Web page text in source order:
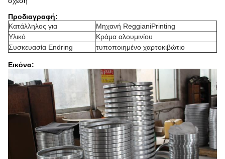
Προδιαγραφή:
Κατάλληλος για
Μηχανή ReggianiPrinting
Υλικό
Κράμα αλουμινίου
Συσκευασία Endring
τυποποιημένο χαρτοκιβώτιο
Εικόνα: